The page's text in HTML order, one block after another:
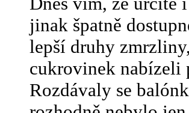
jinak špatně
lepší druhy
cukrovinek nabízeli
Rozdávaly se